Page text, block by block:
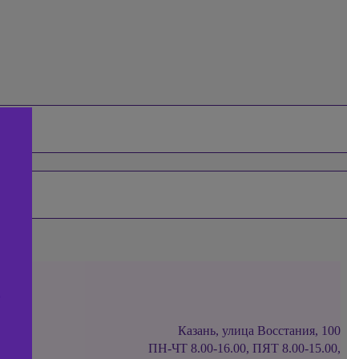
Казань, улица Восстания, 100
ПН-ЧТ 8.00-16.00, ПЯТ 8.00-15.00,